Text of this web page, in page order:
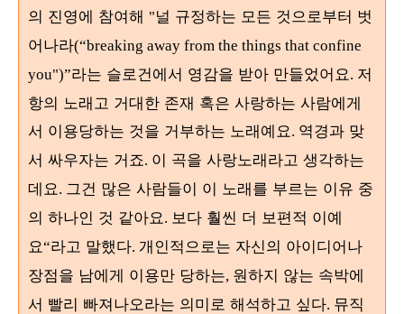
의 진영에 참여해 "널 규정하는 모든 것으로부터 벗
어나라(“breaking away from the things that confine
you")”라는 슬로건에서 영감을 받아 만들었어요. 저
항의 노래고 거대한 존재 혹은 사랑하는 사람에게
서 이용당하는 것을 거부하는 노래예요. 역경과 맞
서 싸우자는 거죠. 이 곡을 사랑노래라고 생각하는
데요. 그건 많은 사람들이 이 노래를 부르는 이유 중
의 하나인 것 같아요. 보다 훨씬 더 보편적 이예
요“라고 말했다. 개인적으로는 자신의 아이디어나
장점을 남에게 이용만 당하는, 원하지 않는 속박에
서 빨리 빠져나오라는 의미로 해석하고 싶다. 뮤직